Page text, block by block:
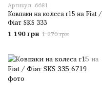
Артикул: 6681
Ковпаки на колеса r15 на Fiat /
Фіат SKS 333
1 190 грн 1 270 грн